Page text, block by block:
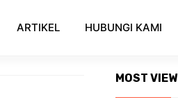
ARTIKEL HUBUNGI KAMI
MOST VIEW